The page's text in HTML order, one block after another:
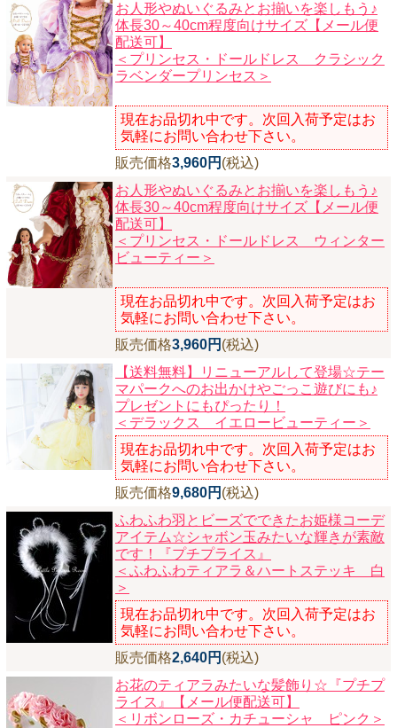
お人形やぬいぐるみとお揃いを楽しもう♪
体長30～40cm程度向けサイズ【メール便
配送可】
＜プリンセス・ドールドレス クラシック
ラベンダープリンセス＞
現在お品切れ中です。次回入荷予定はお
気軽にお問い合わせ下さい。
販売価格3,960円 (税込)
お人形やぬいぐるみとお揃いを楽しもう♪
体長30～40cm程度向けサイズ【メール便
配送可】
＜プリンセス・ドールドレス ウィンター
ビューティー＞
現在お品切れ中です。次回入荷予定はお
気軽にお問い合わせ下さい。
販売価格3,960円 (税込)
【送料無料】リニューアルして登場☆テー
マパークへのお出かけやごっこ遊びにも♪
プレゼントにもぴったり！
＜デラックス イエロービューティー＞
現在お品切れ中です。次回入荷予定はお
気軽にお問い合わせ下さい。
販売価格9,680円 (税込)
ふわふわ羽とビーズでできたお姫様コーデ
アイテム☆シャボン玉みたいな輝きが素敵
です！『プチプライス』
＜ふわふわティアラ＆ハートステッキ 白
＞
現在お品切れ中です。次回入荷予定はお
気軽にお問い合わせ下さい。
販売価格2,640円 (税込)
お花のティアラみたいな髪飾り☆『プチプ
ライス』【メール便配送可】
＜リボンローズ・カチューシャ ピンク＞